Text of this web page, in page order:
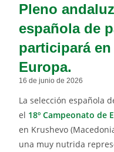
Pleno
española de
participará
Europa.
16 de junio de 2026
La selección española
el 18º Campeonato de
en Krushevo
una muy nutrida